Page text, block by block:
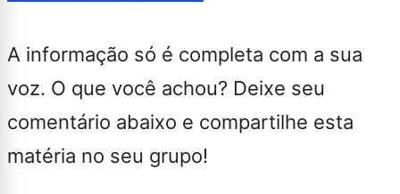
A informação só é completa com a sua
voz. O que você achou? Deixe seu
comentário abaixo e compartilhe esta
matéria no seu grupo!